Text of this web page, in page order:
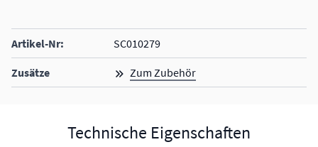
Artikel-Nr: SC010279
Zusätze Zum Zubehör
Technische Eigenschaften